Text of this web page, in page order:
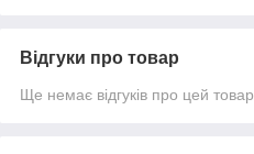
Відгуки про товар
Ще немає відгуків про цей товар